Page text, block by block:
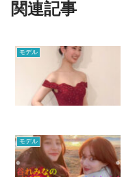
関連記事
モデル
モデル